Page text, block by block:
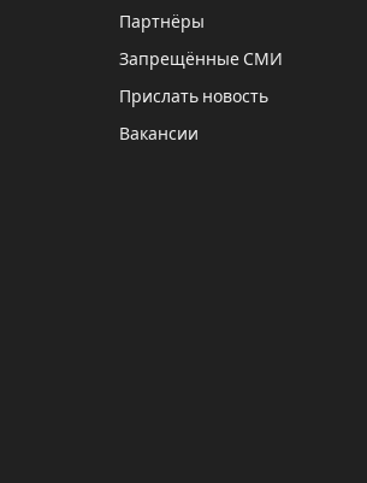
Партнёры
Запрещённые СМИ
Прислать новость
Вакансии